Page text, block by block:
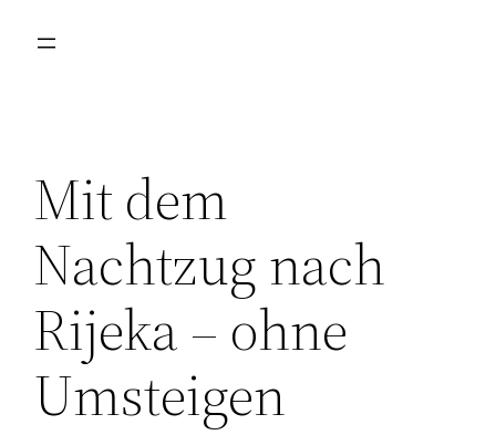
Mit dem
Nachtzug nach
Rijeka – ohne
Umsteigen